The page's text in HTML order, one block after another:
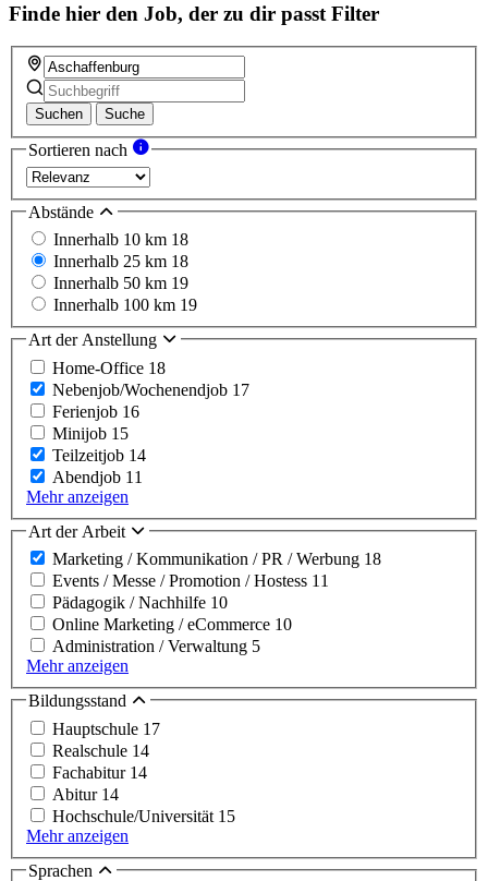
Finde hier den Job, der zu dir passt Filter
Suchen Suche
Sortieren nach
Abstände
Innerhalb 10 km 18
Innerhalb 25 km 18
Innerhalb 50 km 19
Innerhalb 100 km 19
Art der Anstellung
Home-Office 18
Nebenjob/Wochenendjob 17
Ferienjob 16
Minijob 15
Teilzeitjob 14
Abendjob 11
Mehr anzeigen
Art der Arbeit
Marketing / Kommunikation / PR / Werbung 18
Events / Messe / Promotion / Hostess 11
Pädagogik / Nachhilfe 10
Online Marketing / eCommerce 10
Administration / Verwaltung 5
Mehr anzeigen
Bildungsstand
Hauptschule 17
Realschule 14
Fachabitur 14
Abitur 14
Hochschule/Universität 15
Mehr anzeigen
Sprachen